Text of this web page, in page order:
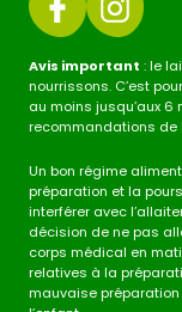
Avis important : le
nourrissons. C’est
au moins jusqu’aux
recommandations de
Un bon régime
préparation et la
interférer avec
décision de ne pas
corps médical en
relatives à la
mauvaise